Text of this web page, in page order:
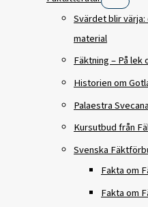
Svärdet blir
material
Fäktning – På lek
Historien om
Palaestra
Kursutbud från
Svenska
Fakta om
Fakta om